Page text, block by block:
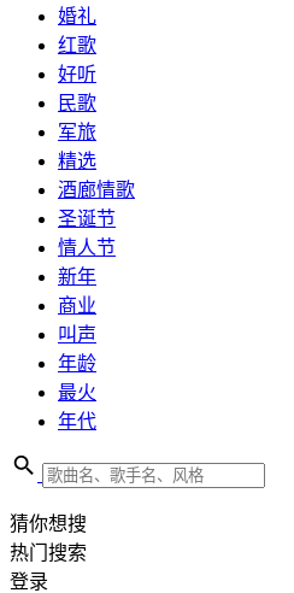
婚礼
红歌
好听
民歌
军旅
精选
酒廊情歌
圣诞节
情人节
新年
商业
叫声
年龄
最火
年代
猜你想搜
热门搜索
登录